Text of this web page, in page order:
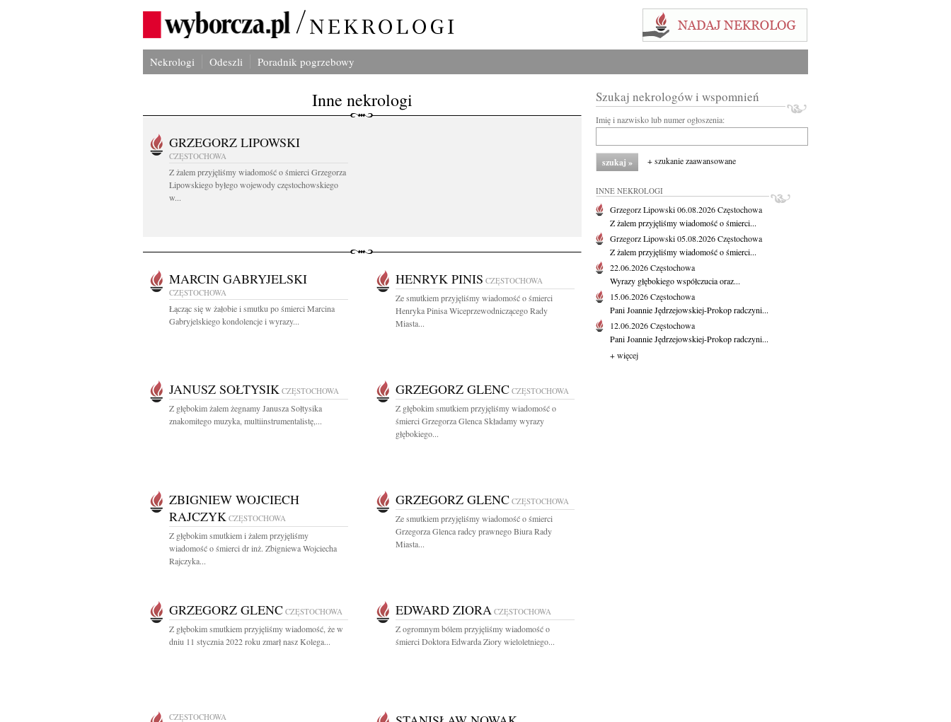
Nekrologi Odeszli Poradnik pogrzebowy
Inne nekrologi
GRZEGORZ LIPOWSKI
CZĘSTOCHOWA
Z żalem przyjęliśmy wiadomość o śmierci Grzegorza
Lipowskiego byłego wojewody częstochowskiego
w...
MARCIN GABRYJELSKI
CZĘSTOCHOWA
Łącząc się w żałobie i smutku po śmierci Marcina
Gabryjelskiego kondolencje i wyrazy...
HENRYK PINIS CZĘSTOCHOWA
Ze smutkiem przyjęliśmy wiadomość o śmierci
Henryka Pinisa Wiceprzewodniczącego Rady
Miasta...
JANUSZ SOŁTYSIK CZĘSTOCHOWA
Z głębokim żalem żegnamy Janusza Sołtysika
znakomitego muzyka, multiinstrumentalistę,...
GRZEGORZ GLENC CZĘSTOCHOWA
Z głębokim smutkiem przyjęliśmy wiadomość o
śmierci Grzegorza Glenca Składamy wyrazy
głębokiego...
ZBIGNIEW WOJCIECH
RAJCZYK CZĘSTOCHOWA
Z głębokim smutkiem i żalem przyjęliśmy
wiadomość o śmierci dr inż. Zbigniewa Wojciecha
Rajczyka...
GRZEGORZ GLENC CZĘSTOCHOWA
Ze smutkiem przyjęliśmy wiadomość o śmierci
Grzegorza Glenca radcy prawnego Biura Rady
Miasta...
GRZEGORZ GLENC CZĘSTOCHOWA
Z głębokim smutkiem przyjęliśmy wiadomość, że w
dniu 11 stycznia 2022 roku zmarł nasz Kolega...
EDWARD ZIORA CZĘSTOCHOWA
Z ogromnym bólem przyjęliśmy wiadomość o
śmierci Doktora Edwarda Ziory wieloletniego...
CZĘSTOCHOWA
Szukaj nekrologów i wspomnień
Imię i nazwisko lub numer ogłoszenia:
+ szukanie zaawansowane
INNE NEKROLOGI
Grzegorz Lipowski06.08.2026Częstochowa
Z żalem przyjęliśmy wiadomość o śmierci...
Grzegorz Lipowski05.08.2026Częstochowa
Z żalem przyjęliśmy wiadomość o śmierci...
22.06.2026Częstochowa
Wyrazy głębokiego współczucia oraz...
15.06.2026Częstochowa
Pani Joannie Jędrzejowskiej-Prokop radczyni...
12.06.2026Częstochowa
Pani Joannie Jędrzejowskiej-Prokop radczyni...
+ więcej